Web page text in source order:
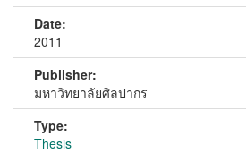
Date:
2011
Publisher:
มหาวิทยาลัยศิลปากร
Type:
Thesis